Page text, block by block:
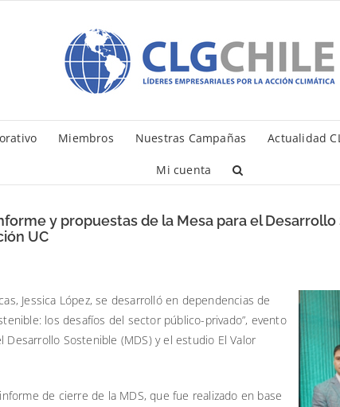
Miembros Nuestras Campañas Actualidad
Mi cuenta
y propuestas de la Mesa para el
UC
Jessica López, se desarrolló en dependencias de
los desafíos del sector público-privado”, evento
Sostenible (MDS) y el estudio El Valor
de cierre de la MDS, que fue realizado en base